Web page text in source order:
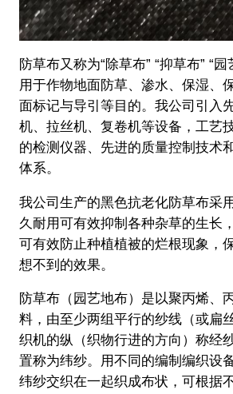
防草布又称为“除草布” “抑草布” “
用于作物地面防草、渗水、保湿、
面标记与导引等目的。我公司引入
机、拉丝机、复卷机等设备，工艺
的检测仪器、先进的质量控制技术
体系。
我公司生产的黑色抗老化防草布采
久耐用可有效抑制各种杂草的生长
可有效防止种植植被的烂根现象，
想不到的效果。
防草布（园艺地布）是以聚丙烯、
料，由至少两组平行的纱线（或扁
织机的纵（织物行进的方向）称经
置称为纬纱。用不同的编制编织设
纬纱交织在一起织成布状，可根据